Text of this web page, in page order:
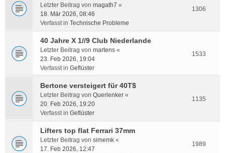
Letzter Beitrag von magath7 «
18. Mär 2026, 08:46
Verfasst in Technische Probleme
1306
40 Jahre X 1//9 Club Niederlande
Letzter Beitrag von martens «
23. Feb 2026, 19:04
Verfasst in Geflüster
1533
Bertone versteigert für 40T$
Letzter Beitrag von Querlenker «
20. Feb 2026, 19:20
Verfasst in Geflüster
1135
Lifters top flat Ferrari 37mm
Letzter Beitrag von simemk «
17. Feb 2026, 12:47
1989